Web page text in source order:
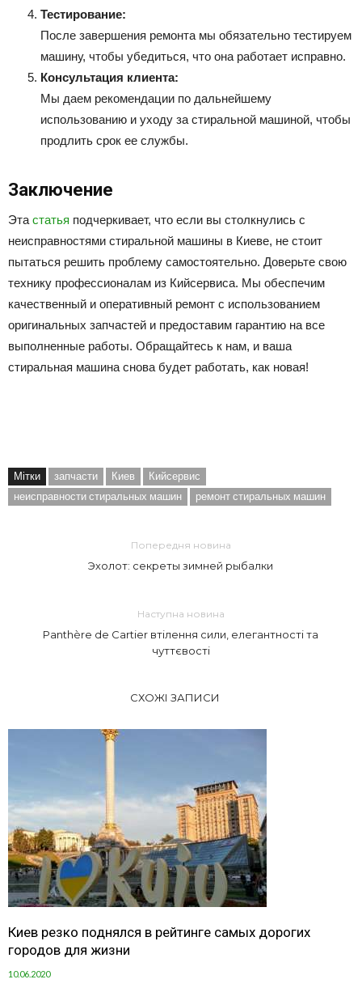
Тестирование:
После завершения ремонта мы обязательно тестируем
машину, чтобы убедиться, что она работает исправно.
Консультация клиента:
Мы даем рекомендации по дальнейшему
использованию и уходу за стиральной машиной, чтобы
продлить срок ее службы.
Заключение
Эта статья подчеркивает, что если вы столкнулись с
неисправностями стиральной машины в Киеве, не стоит
пытаться решить проблему самостоятельно. Доверьте свою
технику профессионалам из Кийсервиса. Мы обеспечим
качественный и оперативный ремонт с использованием
оригинальных запчастей и предоставим гарантию на все
выполненные работы. Обращайтесь к нам, и ваша
стиральная машина снова будет работать, как новая!
Мітки запчасти Киев
Кийсервис
неисправности стиральных машин
ремонт стиральных машин
Попередня новина
Эхолот: секреты зимней рыбалки
Наступна новина
Panthère de Cartier втілення сили, елегантності та
чуттєвості
СХОЖІ ЗАПИСИ
Киев резко поднялся в рейтинге самых дорогих
городов для жизни
10.06.2020